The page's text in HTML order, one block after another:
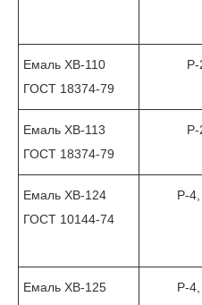
Емаль ХВ-110
ГОСТ 18374-79
Р-
Емаль ХВ-113
ГОСТ 18374-79
Р-
Емаль ХВ-124
ГОСТ 10144-74
Р-
Емаль ХВ-125
Р-